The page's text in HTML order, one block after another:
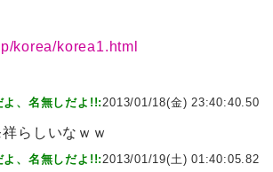
korea/korea1.html
よ、名無しだよ!!:2013/01/18(金) 23:40:40.50
らしいなｗｗ
よ、名無しだよ!!:2013/01/19(土) 01:40:05.82